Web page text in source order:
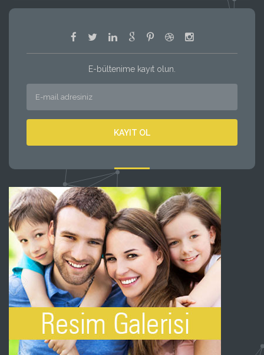
E-bültenime kayıt olun.